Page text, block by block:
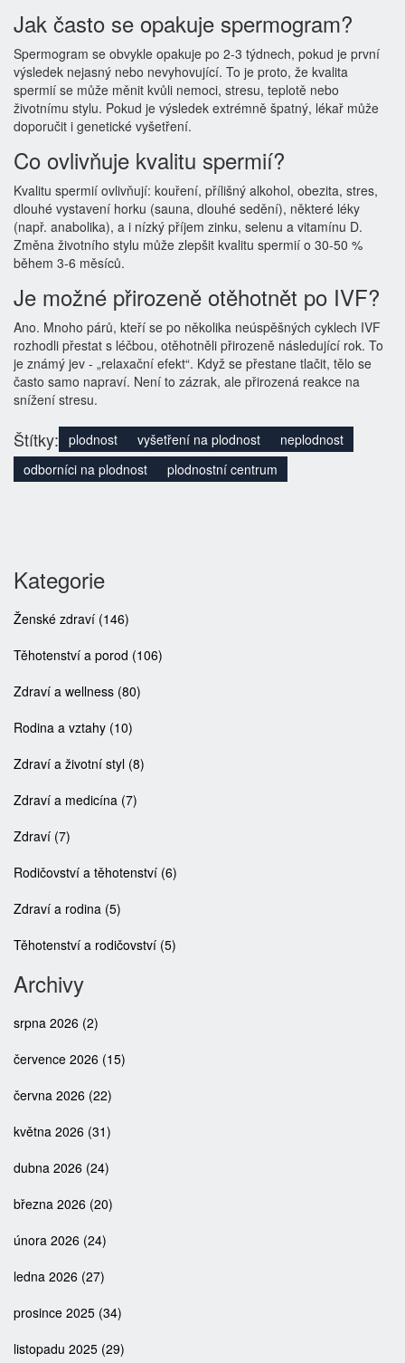
Jak často se opakuje spermogram?
Spermogram se obvykle opakuje po 2-3 týdnech, pokud je první
výsledek nejasný nebo nevyhovující. To je proto, že kvalita
spermií se může měnit kvůli nemoci, stresu, teplotě nebo
životnímu stylu. Pokud je výsledek extrémně špatný, lékař může
doporučit i genetické vyšetření.
Co ovlivňuje kvalitu spermií?
Kvalitu spermií ovlivňují: kouření, přílišný alkohol, obezita, stres,
dlouhé vystavení horku (sauna, dlouhé sedění), některé léky
(např. anabolika), a i nízký příjem zinku, selenu a vitamínu D.
Změna životního stylu může zlepšit kvalitu spermií o 30-50 %
během 3-6 měsíců.
Je možné přirozeně otěhotnět po IVF?
Ano. Mnoho párů, kteří se po několika neúspěšných cyklech IVF
rozhodli přestat s léčbou, otěhotněli přirozeně následující rok. To
je známý jev - „relaxační efekt“. Když se přestane tlačit, tělo se
často samo napraví. Není to zázrak, ale přirozená reakce na
snížení stresu.
Štítky: plodnost vyšetření na plodnost
neplodnost
odborníci na plodnost
plodnostní centrum
Kategorie
Ženské zdraví (146)
Těhotenství a porod (106)
Zdraví a wellness (80)
Rodina a vztahy (10)
Zdraví a životní styl (8)
Zdraví a medicína (7)
Zdraví (7)
Rodičovství a těhotenství (6)
Zdraví a rodina (5)
Těhotenství a rodičovství (5)
Archivy
srpna 2026 (2)
července 2026 (15)
června 2026 (22)
května 2026 (31)
dubna 2026 (24)
března 2026 (20)
února 2026 (24)
ledna 2026 (27)
prosince 2025 (34)
listopadu 2025 (29)